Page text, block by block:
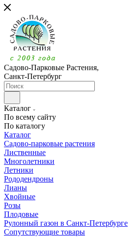
Садово-Парковые Растения,
Санкт-Петербург
Каталог
По всему сайту
По каталогу
Каталог
Садово-парковые растения
Лиственные
Многолетники
Летники
Рододендроны
Лианы
Хвойные
Розы
Плодовые
Рулонный газон в Санкт-Петербурге
Сопутствующие товары